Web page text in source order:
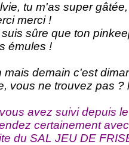
tu m'as super
merci !
sûre que ton
émules !
mais demain c'est
vous ne trouvez pas ?
avez suivi depuis
certainement
du SAL JEU DE